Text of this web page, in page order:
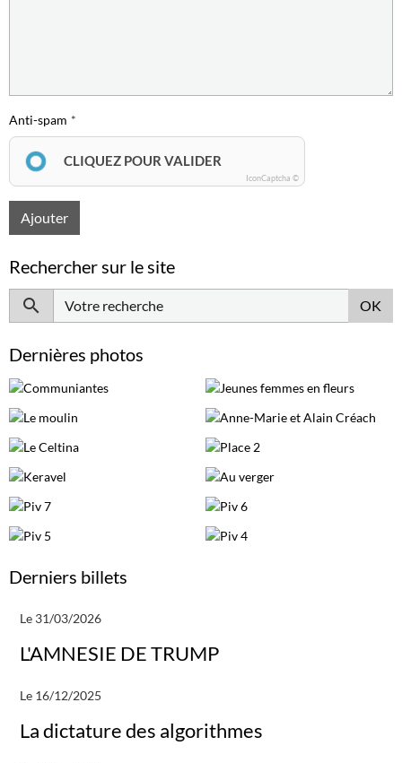
Anti-spam
CLIQUEZ POUR VALIDER
IconCaptcha ©
Ajouter
Rechercher sur le site
OK
Dernières photos
Derniers billets
Le 31/03/2026
L'AMNESIE DE TRUMP
Le 16/12/2025
La dictature des algorithmes